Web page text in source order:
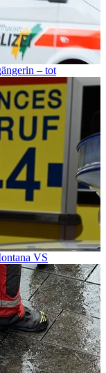
– tot
VS